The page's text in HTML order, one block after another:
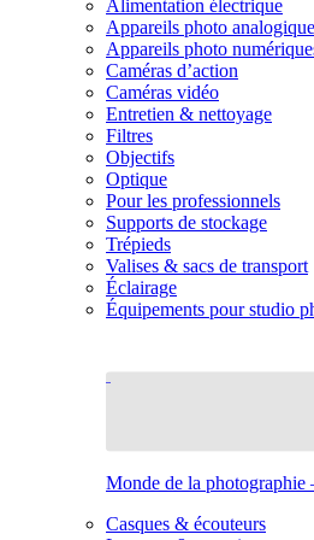
Alimentation électrique
Appareils photo
Appareils photo
Caméras d’action
Caméras vidéo
Entretien & nettoyage
Filtres
Objectifs
Optique
Pour les professionnels
Supports de stockage
Trépieds
Valises & sacs de transport
Éclairage
Équipements pour studio
Monde de la photographie
Casques & écouteurs